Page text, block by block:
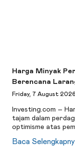
Harga Minyak
Berencana
Friday, 7 August 2026
Investing.com –
tajam dalam
optimisme atas
Baca